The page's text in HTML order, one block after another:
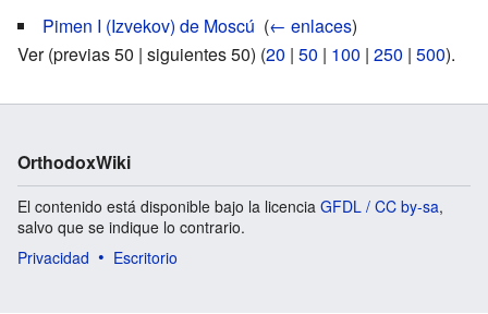
Pimen I (Izvekov) de Moscú (← enlaces)
Ver (previas 50 | siguientes 50) (20 | 50 | 100 | 250 | 500).
OrthodoxWiki
El contenido está disponible bajo la licencia GFDL / CC by-sa,
salvo que se indique lo contrario.
Privacidad
Escritorio